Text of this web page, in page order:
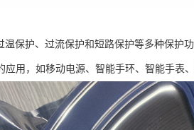
温保护、过流保护和短路保护等多种保护
应用，如移动电源、智能手环、智能手表、